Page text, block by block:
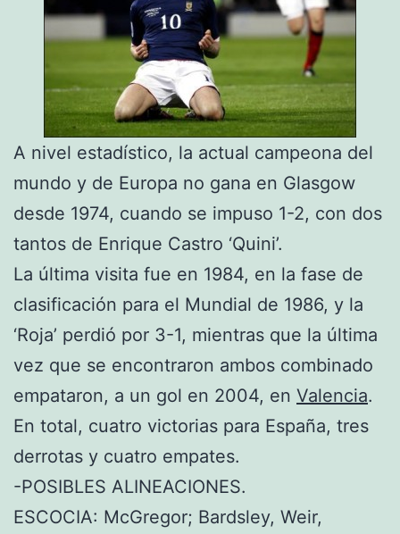
A nivel estadístico, la actual campeona del
mundo y de Europa no gana en Glasgow
desde 1974, cuando se impuso 1-2, con dos
tantos de Enrique Castro ‘Quini’.
La última visita fue en 1984, en la fase de
clasificación para el Mundial de 1986, y la
‘Roja’ perdió por 3-1, mientras que la última
vez que se encontraron ambos combinado
empataron, a un gol en 2004, en Valencia.
En total, cuatro victorias para España, tres
derrotas y cuatro empates.
-POSIBLES ALINEACIONES.
ESCOCIA: McGregor; Bardsley, Weir,